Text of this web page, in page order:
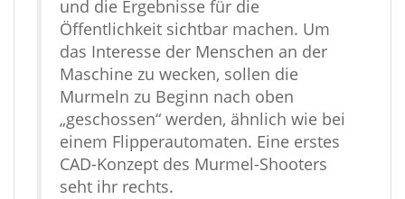
und die Ergebnisse für die
Öffentlichkeit sichtbar machen. Um
das Interesse der Menschen an der
Maschine zu wecken, sollen die
Murmeln zu Beginn nach oben
„geschossen“ werden, ähnlich wie bei
einem Flipperautomaten. Eine erstes
CAD-Konzept des Murmel-Shooters
seht ihr rechts.